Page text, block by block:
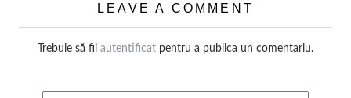
LEAVE A COMMENT
Trebuie să fii autentificat pentru a publica un comentariu.